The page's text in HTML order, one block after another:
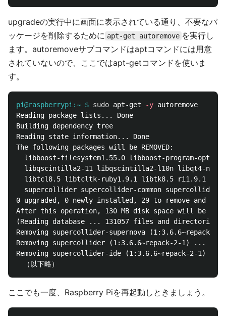
upgradeの実行中に画面に表示されている通り、不要なパ
ッケージを削除するために apt-get autoremove を実行し
ます。autoremoveサブコマンドはaptコマンドには用意
されていないので、ここではapt-getコマンドを使いま
す。
pi@raspberrypi:~ $ sudo apt-get -y
Reading package lists... Done
Building dependency tree
Reading state information... Done
The following packages will be REMOVED:
libboost-filesystem1.55.0 libboost-program-
libqscintilla2-11 libqscintilla2-l10n libqt4-
libtcl8.5 libtcltk-ruby1.9.1 libtk8.5 ri1.9.1
supercollider supercollider-common
0 upgraded, 0 newly installed, 29 to remove and 0
After this operation, 130 MB disk space will be
(Reading database ... 131057 files and
Removing supercollider-supernova (1:3.6.6~repack-
Removing supercollider (1:3.6.6~repack-2-1) ...
Removing supercollider-ide (1:3.6.6~repack-2-1) ...
ここでも一度、Raspberry Piを再起動しときましょう。